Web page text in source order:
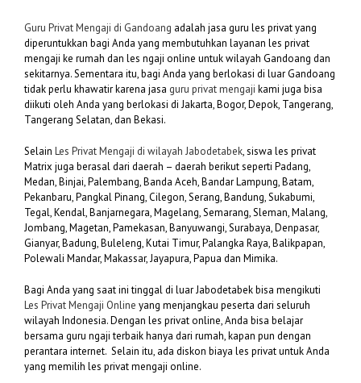
Guru Privat Mengaji di Gandoang adalah jasa guru les privat yang
diperuntukkan bagi Anda yang membutuhkan layanan les privat
mengaji ke rumah dan les ngaji online untuk wilayah Gandoang dan
sekitarnya. Sementara itu, bagi Anda yang berlokasi di luar Gandoang
tidak perlu khawatir karena jasa guru privat mengaji kami juga bisa
diikuti oleh Anda yang berlokasi di Jakarta, Bogor, Depok, Tangerang,
Tangerang Selatan, dan Bekasi.
Selain Les Privat Mengaji di wilayah Jabodetabek, siswa les privat
Matrix juga berasal dari daerah – daerah berikut seperti Padang,
Medan, Binjai, Palembang, Banda Aceh, Bandar Lampung, Batam,
Pekanbaru, Pangkal Pinang, Cilegon, Serang, Bandung, Sukabumi,
Tegal, Kendal, Banjarnegara, Magelang, Semarang, Sleman, Malang,
Jombang, Magetan, Pamekasan, Banyuwangi, Surabaya, Denpasar,
Gianyar, Badung, Buleleng, Kutai Timur, Palangka Raya, Balikpapan,
Polewali Mandar, Makassar, Jayapura, Papua dan Mimika.
Bagi Anda yang saat ini tinggal di luar Jabodetabek bisa mengikuti
Les Privat Mengaji Online yang menjangkau peserta dari seluruh
wilayah Indonesia. Dengan les privat online, Anda bisa belajar
bersama guru ngaji terbaik hanya dari rumah, kapan pun dengan
perantara internet. Selain itu, ada diskon biaya les privat untuk Anda
yang memilih les privat mengaji online.